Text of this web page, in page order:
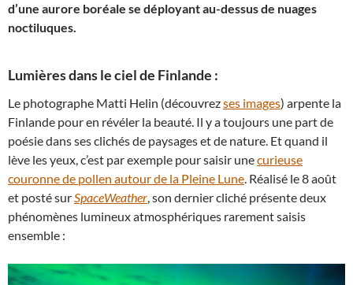
d’une aurore boréale se déployant au-dessus de nuages
noctiluques.
Lumières dans le ciel de Finlande :
Le photographe Matti Helin (découvrezses images) arpente la
Finlande pour en révéler la beauté. Il y a toujours une part de
poésie dans ses clichés de paysages et de nature. Et quand il
lève les yeux, c’est par exemple pour saisir unecurieuse
couronne de pollen autour de la Pleine Lune. Réalisé le 8 août
et posté surSpaceWeather, son dernier cliché présente deux
phénomènes lumineux atmosphériques rarement saisis
ensemble :